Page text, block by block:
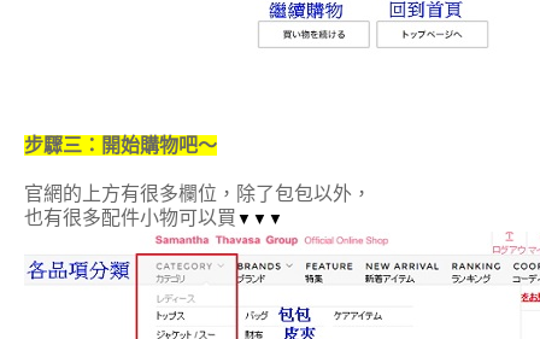
步驟三：開始購物吧～
官網的上方有很多欄位，除了包包以外，
也有很多配件小物可以買 ▼ ▼ ▼